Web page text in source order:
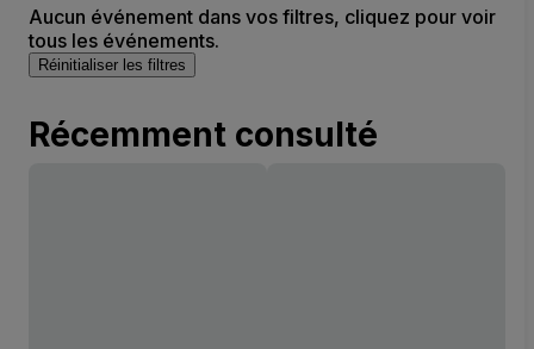
Aucun événement dans vos filtres, cliquez pour voir
tous les événements.
Réinitialiser les filtres
Récemment consulté